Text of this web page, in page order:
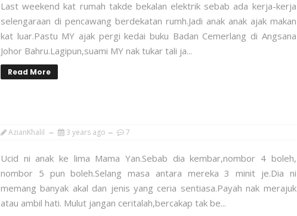
Last weekend kat rumah takde bekalan elektrik sebab ada kerja-kerja
selengaraan di pencawang berdekatan rumh.Jadi anak anak ajak makan
kat luar.Pastu MY ajak pergi kedai buku Badan Cemerlang di Angsana
Johor Bahru.Lagipun,suami MY nak tukar tali ja...
Read More
AzianKhalil 3 years ago 7
Ucid ni anak ke lima Mama Yan.Sebab dia kembar,nombor 4 boleh,
nombor 5 pun boleh.Selang masa antara mereka 3 minit je.Dia ni
memang banyak akal dan jenis yang ceria sentiasa.Payah nak merajuk
atau ambil hati. Mulut jangan ceritalah,bercakap tak be...